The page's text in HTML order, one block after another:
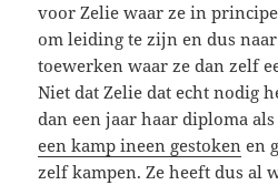
voor Zelie waar ze in
om leiding te zijn en dus
toewerken waar ze dan zelf
Niet dat Zelie dat echt nodig
dan een jaar haar diploma
een kamp ineen gestoken en
zelf kampen. Ze heeft dus al